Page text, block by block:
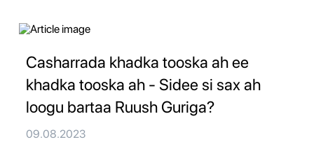
Casharrada khadka tooska ah ee
khadka tooska ah - Sidee si sax ah
loogu bartaa Ruush Guriga?
09.08.2023